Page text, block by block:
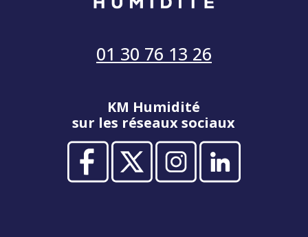
01 30 76 13 26
KM Humidité
sur les réseaux sociaux